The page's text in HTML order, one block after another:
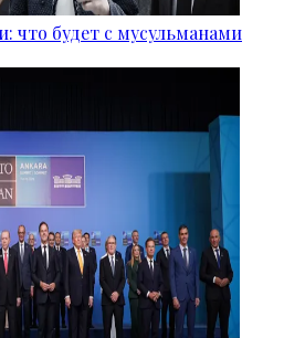
что будет с мусульманами